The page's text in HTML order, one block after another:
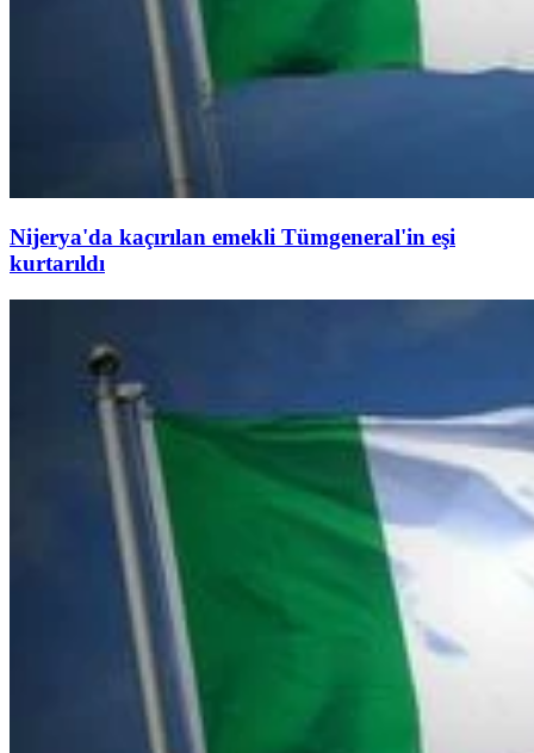
Nijerya'da kaçırılan emekli Tümgeneral'in eşi
kurtarıldı